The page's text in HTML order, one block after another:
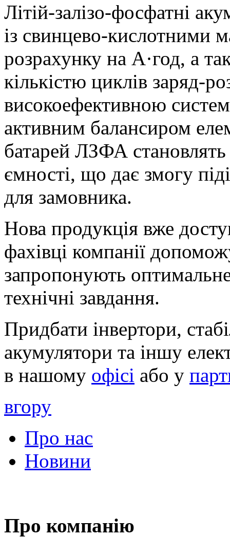
Літій-залізо-фосфатні
із свинцево-кислотними
розрахунку на А·год, а
кількістю циклів заряд-
високоефективною
активним балансиром
батарей ЛЗФА
ємності, що дає змогу
для замовника.
Нова продукція вже
фахівці компанії
запропонують
технічні завдання.
Придбати інвертори,
акумулятори та іншу
в нашому офісі або у
вгору
Про нас
Новини
Про компанію